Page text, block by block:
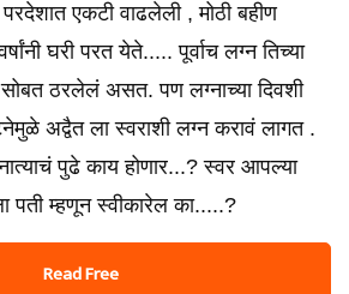
एकटी वाढलेली , मोठी बहीण
घरी परत येते..... पूर्वाच लग्न तिच्या
सोबत ठरलेलं असत. पण लग्नाच्या दिवशी
अद्वैत ला स्वराशी लग्न करावं लागत .
पुढे काय होणार...? स्वर आपल्या
पती म्हणून स्वीकारेल का.....?
Read Free